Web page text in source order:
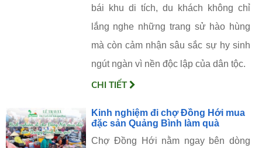
bái khu di tích, du khách không chỉ
lắng nghe những trang sử hào hùng
mà còn cảm nhận sâu sắc sự hy sinh
ngút ngàn vì nền độc lập của dân tộc.
CHI TIẾT
Kinh nghiệm đi chợ Đồng Hới mua
đặc sản Quảng Bình làm quà
Chợ Đồng Hới nằm ngay bên dòng